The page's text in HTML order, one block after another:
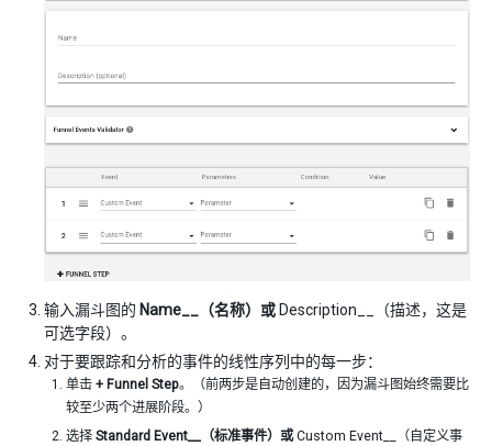
输入漏斗图的 Name__（名称）或 Description__（描述，这是
可选字段）。
对于要跟踪和分析的事件的线性序列中的每一步：
单击 + Funnel Step。（前两步是自动创建的，因为漏斗图始终需要比
较至少两个进展阶段。）
选择 Standard Event__（标准事件）或Custom Event__（自定义事